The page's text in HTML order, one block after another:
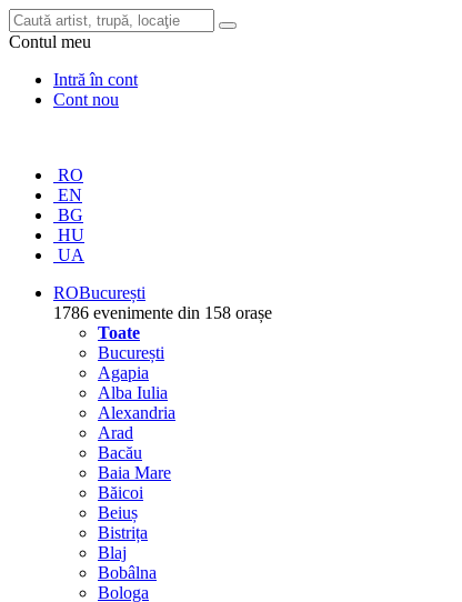
Contul meu
Intră în cont
Cont nou
RO
EN
BG
HU
UA
ROBucurești
1786 evenimente din 158 orașe
Toate
București
Agapia
Alba Iulia
Alexandria
Arad
Bacău
Baia Mare
Băicoi
Beiuș
Bistrița
Blaj
Bobâlna
Bologa